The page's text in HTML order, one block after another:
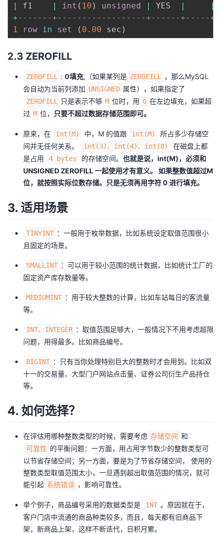
|
f1 | int ( 10 ) unsigned | YES | |
+-------+------------------+------+-----
1
row in set ( 0.00 sec )
2.3 ZEROFILL
ZEROFILL : 0填充,（如果某列是 ZEROFILL
，那么MySQL
会自动为当前列添加 UNSIGNED 属性），如果指定了
ZEROFILL 只是表示不够 M 位时，用 0 在左边填充，如果超
过 M 位， 只要不超过数据存储范围即可。
原来，在 int(M) 中，M 的值跟 int(M)
所占多少存储空
间并无任何关系。
int(3)、int(4)、int(8)
在磁盘上都
是占用
4 bytes 的存储空间。 也就是说，int(M)，必须和
UNSIGNED ZEROFILL 一起使用才有意义。 如果整数值超过M
位，就按照实际位数存储。只是无须再用字符 0 进行填充。
3. 适用场景
TINYINT ：一般用于枚举数据，比如系统设定取值范围很小
且固定的场景。
SMALLINT ：可以用于较小范围的统计数据，比如统计工厂的
固定资产库存数量等。
MEDIUMINT ：用于较大整数的计算，比如车站每日的客流量
等。
INT、INTEGER ：取值范围足够大，一般情况下不用考虑超限
问题，用得最多。比如商品编号。
BIGINT ：只有当你处理特别巨大的整数时才会用到。比如双
十一的交易量、大型门户网站点击量、证券公司衍生产品持仓
等。
4. 如何选择？
在评估用哪种整数类型的时候，需要考虑 存储空间 和
可靠性 的平衡问题：一方面，用占用字节数少的整数类型可
以节省存储空间；另一方面，要是为了节省存储空间， 使用的
整数类型取值范围太小，一旦遇到超出取值范围的情况，就可
能引起 系统错误 ，影响可靠性。
举个例子，商品编号采用的数据类型是 INT 。原因就在于，
客户门店中流通的商品种类较多，而且，每天都有旧商品下
架，新商品上架，这样不断迭代，日积月累。